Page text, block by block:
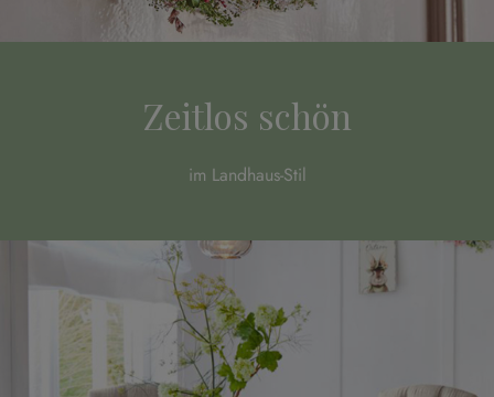
Zeitlos schön
im Landhaus-Stil